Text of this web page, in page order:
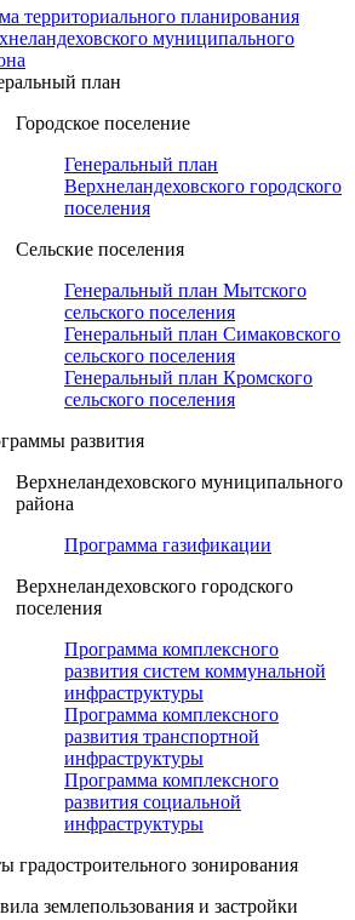
территориального планирования
муниципального
план
Городское поселение
Генеральный план
Верхнеландеховского городского
поселения
Сельские поселения
Генеральный план Мытского
сельского поселения
Генеральный план Симаковского
сельского поселения
Генеральный план Кромского
сельского поселения
развития
Верхнеландеховского муниципального
района
Программа газификации
Верхнеландеховского городского
поселения
Программа комплексного
развития систем коммунальной
инфраструктуры
Программа комплексного
развития транспортной
инфраструктуры
Программа комплексного
развития социальной
инфраструктуры
градостроительного зонирования
землепользования и застройки